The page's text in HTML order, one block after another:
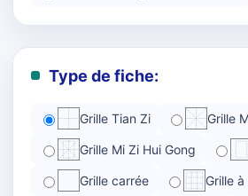
Type de fiche:
Grille Tian Zi Grille
Grille Mi Zi Hui Gong
Grille carrée Grille